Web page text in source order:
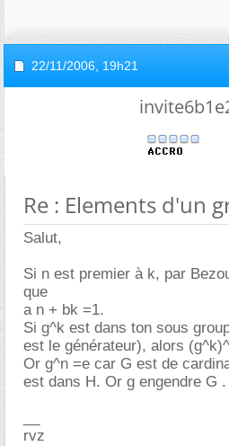
22/11/2006, 19h21
Re : Elements d'un
Salut,
Si n est premier à k, par
que
a n + bk =1.
Si g^k est dans ton sous
est le générateur), alors
Or g^n =e car G est de
est dans H. Or g engendre G
rvz